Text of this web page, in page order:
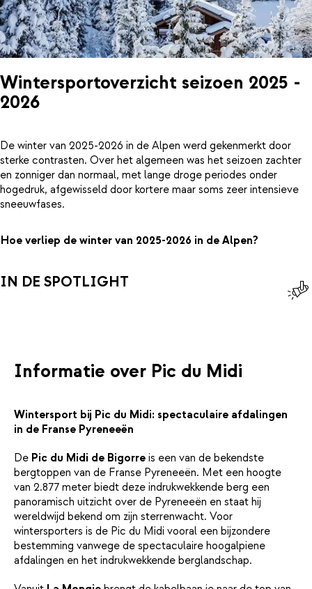
Wintersportoverzicht seizoen 2025 -
2026
De winter van 2025-2026 in de Alpen werd gekenmerkt door
sterke contrasten. Over het algemeen was het seizoen zachter
en zonniger dan normaal, met lange droge periodes onder
hogedruk, afgewisseld door kortere maar soms zeer intensieve
sneeuwfases.
Hoe verliep de winter van 2025-2026 in de Alpen?
IN DE SPOTLIGHT
Informatie over Pic du Midi
Wintersport bij Pic du Midi: spectaculaire afdalingen
in de Franse Pyreneeën
De Pic du Midi de Bigorre is een van de bekendste
bergtoppen van de Franse Pyreneeën. Met een hoogte
van 2.877 meter biedt deze indrukwekkende berg een
panoramisch uitzicht over de Pyreneeën en staat hij
wereldwijd bekend om zijn sterrenwacht. Voor
wintersporters is de Pic du Midi vooral een bijzondere
bestemming vanwege de spectaculaire hoogalpiene
afdalingen en het indrukwekkende berglandschap.